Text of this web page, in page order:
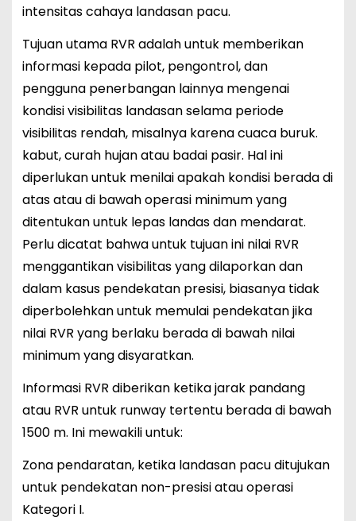
intensitas cahaya landasan pacu.
Tujuan utama RVR adalah untuk memberikan
informasi kepada pilot, pengontrol, dan
pengguna penerbangan lainnya mengenai
kondisi visibilitas landasan selama periode
visibilitas rendah, misalnya karena cuaca buruk.
kabut, curah hujan atau badai pasir. Hal ini
diperlukan untuk menilai apakah kondisi berada di
atas atau di bawah operasi minimum yang
ditentukan untuk lepas landas dan mendarat.
Perlu dicatat bahwa untuk tujuan ini nilai RVR
menggantikan visibilitas yang dilaporkan dan
dalam kasus pendekatan presisi, biasanya tidak
diperbolehkan untuk memulai pendekatan jika
nilai RVR yang berlaku berada di bawah nilai
minimum yang disyaratkan.
Informasi RVR diberikan ketika jarak pandang
atau RVR untuk runway tertentu berada di bawah
1500 m. Ini mewakili untuk:
Zona pendaratan, ketika landasan pacu ditujukan
untuk pendekatan non-presisi atau operasi
Kategori I.